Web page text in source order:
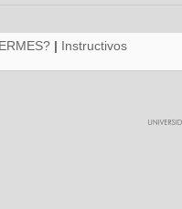
| Instructivos